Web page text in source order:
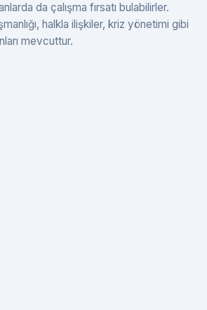
da çalışma fırsatı bulabilirler.
halkla ilişkiler, kriz yönetimi gibi
mevcuttur.